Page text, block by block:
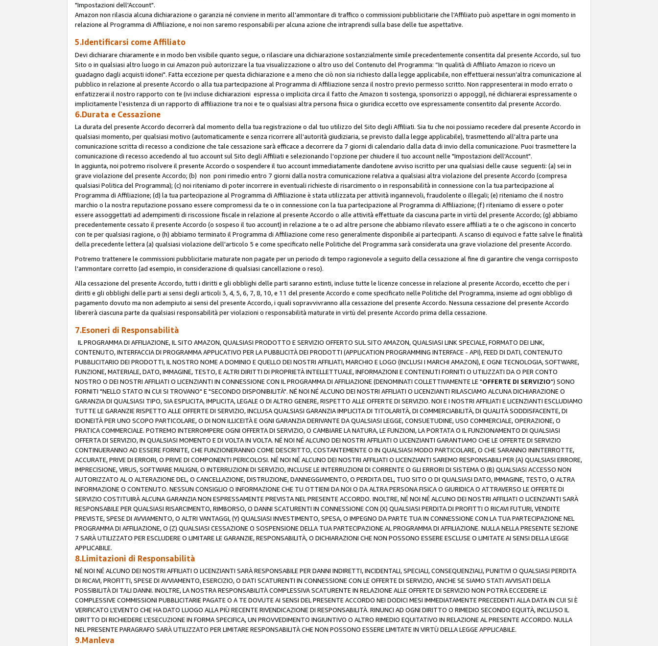
"Impostazioni dell'Account".
Amazon non rilascia alcuna dichiarazione o garanzia né conviene in merito all'ammontare di traffico o commissioni pubblicitarie che l'Affiliato può aspettare in ogni momento in
relazione al Programma di Affiliazione, e noi non saremo responsabili per alcuna azione che intraprendi sulla base delle tue aspettative.
5.Identificarsi come Affiliato
Devi dichiarare chiaramente e in modo ben visibile quanto segue, o rilasciare una dichiarazione sostanzialmente simile precedentemente consentita dal presente Accordo, sul tuo
Sito o in qualsiasi altro luogo in cui Amazon può autorizzare la tua visualizzazione o altro uso del Contenuto del Programma: “In qualità di Affiliato Amazon io ricevo un
guadagno dagli acquisti idonei". Fatta eccezione per questa dichiarazione e a meno che ciò non sia richiesto dalla legge applicabile, non effettuerai nessun’altra comunicazione al
pubblico in relazione al presente Accordo o alla tua partecipazione al Programma di Affiliazione senza il nostro previo permesso scritto. Non rappresenterai in modo errato o
enfatizzerai il nostro rapporto con te (ivi incluse dichiarazioni espressa o implicita circa il fatto che Amazon ti sostenga, sponsorizzi o appoggi), né dichiarerai espressamente o
implicitamente l'esistenza di un rapporto di affiliazione tra noi e te o qualsiasi altra persona fisica o giuridica eccetto ove espressamente consentito dal presente Accordo.
6.Durata e Cessazione
La durata del presente Accordo decorrerà dal momento della tua registrazione o dal tuo utilizzo del Sito degli Affiliati. Sia tu che noi possiamo recedere dal presente Accordo in
qualsiasi momento, per qualsiasi motivo (automaticamente e senza ricorrere all'autorità giudiziaria, se previsto dalla legge applicabile), trasmettendo all'altra parte una
comunicazione scritta di recesso a condizione che tale cessazione sarà efficace a decorrere da 7 giorni di calendario dalla data di invio della comunicazione. Puoi trasmettere la
comunicazione di recesso accedendo al tuo account sul Sito degli Affiliati e selezionando l'opzione per chiudere il tuo account nelle "Impostazioni dell'Account".
In aggiunta, noi potremo risolvere il presente Accordo o sospendere il tuo account immediatamente dandotene avviso iscritto per una qualsiasi delle cause seguenti: (a) sei in
grave violazione del presente Accordo; (b) non poni rimedio entro 7 giorni dalla nostra comunicazione relativa a qualsiasi altra violazione del presente Accordo (compresa
qualsiasi Politica del Programma); (c) noi riteniamo di poter incorrere in eventuali richieste di risarcimento o in responsabilità in connessione con la tua partecipazione al
Programma di Affiliazione; (d) la tua partecipazione al Programma di Affiliazione è stata utilizzata per attività ingannevoli, fraudolente o illegali; (e) riteniamo che il nostro
marchio o la nostra reputazione possano essere compromessi da te o in connessione con la tua partecipazione al Programma di Affiliazione; (f) riteniamo di essere o poter
essere assoggettati ad adempimenti di riscossione fiscale in relazione al presente Accordo o alle attività effettuate da ciascuna parte in virtù del presente Accordo; (g) abbiamo
precedentemente cessato il presente Accordo (o sospeso il tuo account) in relazione a te o ad altre persone che abbiamo rilevato essere affiliati a te o che agiscono in concerto
con te per qualsiasi ragione, o (h) abbiamo terminato il Programma di Affiliazione come reso generalmente disponibile ai partecipanti. A scanso di equivoci e fatte salve le finalità
della precedente lettera (a) qualsiasi violazione dell'articolo 5 e come specificato nelle Politiche del Programma sarà considerata una grave violazione del presente Accordo.
Potremo trattenere le commissioni pubblicitarie maturate non pagate per un periodo di tempo ragionevole a seguito della cessazione al fine di garantire che venga corrisposto
l'ammontare corretto (ad esempio, in considerazione di qualsiasi cancellazione o reso).
Alla cessazione del presente Accordo, tutti i diritti e gli obblighi delle parti saranno estinti, incluse tutte le licenze concesse in relazione al presente Accordo, eccetto che per i
diritti e gli obblighi delle parti ai sensi degli articoli 3, 4, 5, 6, 7, 8, 10, e 11 del presente Accordo e come specificato nelle Politiche del Programma, insieme ad ogni obbligo di
pagamento dovuto ma non adempiuto ai sensi del presente Accordo, i quali sopravvivranno alla cessazione del presente Accordo. Nessuna cessazione del presente Accordo
libererà ciascuna parte da qualsiasi responsabilità per violazioni o responsabilità maturate in virtù del presente Accordo prima della cessazione.
7.Esoneri di Responsabilità
IL PROGRAMMA DI AFFILIAZIONE, IL SITO AMAZON, QUALSIASI PRODOTTO E SERVIZIO OFFERTO SUL SITO AMAZON, QUALSIASI LINK SPECIALE, FORMATO DEI LINK,
CONTENUTO, INTERFACCIA DI PROGRAMMA APPLICATIVO PER LA PUBBLICITÀ DEI PRODOTTI (APPLICATION PROGRAMMING INTERFACE - API), FEED DI DATI, CONTENUTO
PUBBLICITARIO DEI PRODOTTI, IL NOSTRO NOME A DOMINIO E QUELLO DEI NOSTRI AFFILIATI, MARCHIO E LOGO (INCLUSI I MARCHI AMAZON), E OGNI TECNOLOGIA, SOFTWARE,
FUNZIONE, MATERIALE, DATO, IMMAGINE, TESTO, E ALTRI DIRITTI DI PROPRIETÀ INTELLETTUALE, INFORMAZIONI E CONTENUTI FORNITI O UTILIZZATI DA O PER CONTO
NOSTRO O DEI NOSTRI AFFILIATI O LICENZIANTI IN CONNESSIONE CON IL PROGRAMMA DI AFFILIAZIONE (DENOMINATI COLLETTIVAMENTE LE "OFFERTE DI SERVIZIO") SONO
FORNITI "NELLO STATO IN CUI SI TROVANO" E "SECONDO DISPONIBILITÀ". NÉ NOI NÉ ALCUNO DEI NOSTRI AFFILIATI O LICENZIANTI RILASCIAMO ALCUNA DICHIARAZIONE O
GARANZIA DI QUALSIASI TIPO, SIA ESPLICITA, IMPLICITA, LEGALE O DI ALTRO GENERE, RISPETTO ALLE OFFERTE DI SERVIZIO. NOI E I NOSTRI AFFILIATI E LICENZIANTI ESCLUDIAMO
TUTTE LE GARANZIE RISPETTO ALLE OFFERTE DI SERVIZIO, INCLUSA QUALSIASI GARANZIA IMPLICITA DI TITOLARITÀ, DI COMMERCIABILITÀ, DI QUALITÀ SODDISFACENTE, DI
IDONEITÀ PER UNO SCOPO PARTICOLARE, O DI NON ILLICEITÀ E OGNI GARANZIA DERIVANTE DA QUALSIASI LEGGE, CONSUETUDINE, USO COMMERCIALE, OPERAZIONE, O
PRATICA COMMERCIALE. POTREMO INTERROMPERE OGNI OFFERTA DI SERVIZIO, O CAMBIARE LA NATURA, LE FUNZIONI, LA PORTATA O IL FUNZIONAMENTO DI QUALSIASI
OFFERTA DI SERVIZIO, IN QUALSIASI MOMENTO E DI VOLTA IN VOLTA. NÉ NOI NÉ ALCUNO DEI NOSTRI AFFILIATI O LICENZIANTI GARANTIAMO CHE LE OFFERTE DI SERVIZIO
CONTINUERANNO AD ESSERE FORNITE, CHE FUNZIONERANNO COME DESCRITTO, COSTANTEMENTE O IN QUALSIASI MODO PARTICOLARE, O CHE SARANNO ININTERROTTE,
ACCURATE, PRIVE DI ERRORI, O PRIVE DI COMPONENTI PERICOLOSI. NÉ NOI NÉ ALCUNO DEI NOSTRI AFFILIATI O LICENZIANTI SAREMO RESPONSABILI PER (A) QUALSIASI ERRORE,
IMPRECISIONE, VIRUS, SOFTWARE MALIGNI, O INTERRUZIONI DI SERVIZIO, INCLUSE LE INTERRUZIONI DI CORRENTE O GLI ERRORI DI SISTEMA O (B) QUALSIASI ACCESSO NON
AUTORIZZATO AL O ALTERAZIONE DEL, O CANCELLAZIONE, DISTRUZIONE, DANNEGGIAMENTO, O PERDITA DEL, TUO SITO O DI QUALSIASI DATO, IMMAGINE, TESTO, O ALTRA
INFORMAZIONE O CONTENUTO. NESSUN CONSIGLIO O INFORMAZIONE CHE TU OTTIENI DA NOI O DA ALTRA PERSONA FISICA O GIURIDICA O ATTRAVERSO LE OFFERTE DI
SERVIZIO COSTITUIRÀ ALCUNA GARANZIA NON ESPRESSAMENTE PREVISTA NEL PRESENTE ACCORDO. INOLTRE, NÉ NOI NÉ ALCUNO DEI NOSTRI AFFILIATI O LICENZIANTI SARÀ
RESPONSABILE PER QUALSIASI RISARCIMENTO, RIMBORSO, O DANNI SCATURENTI IN CONNESSIONE CON (X) QUALSIASI PERDITA DI PROFITTI O RICAVI FUTURI, VENDITE
PREVISTE, SPESE DI AVVIAMENTO, O ALTRI VANTAGGI, (Y) QUALSIASI INVESTIMENTO, SPESA, O IMPEGNO DA PARTE TUA IN CONNESSIONE CON LA TUA PARTECIPAZIONE NEL
PROGRAMMA DI AFFILIAZIONE, O (Z) QUALSIASI CESSAZIONE O SOSPENSIONE DELLA TUA PARTECIPAZIONE AL PROGRAMMA DI AFFILIAZIONE. NULLA NELLA PRESENTE SEZIONE
7 SARÀ UTILIZZATO PER ESCLUDERE O LIMITARE LE GARANZIE, RESPONSABILITÀ, O DICHIARAZIONI CHE NON POSSONO ESSERE ESCLUSE O LIMITATE AI SENSI DELLA LEGGE
APPLICABILE.
8.Limitazioni di Responsabilità
NÉ NOI NÉ ALCUNO DEI NOSTRI AFFILIATI O LICENZIANTI SARÀ RESPONSABILE PER DANNI INDIRETTI, INCIDENTALI, SPECIALI, CONSEQUENZIALI, PUNITIVI O QUALSIASI PERDITA
DI RICAVI, PROFITTI, SPESE DI AVVIAMENTO, ESERCIZIO, O DATI SCATURENTI IN CONNESSIONE CON LE OFFERTE DI SERVIZIO, ANCHE SE SIAMO STATI AVVISATI DELLA
POSSIBILITÀ DI TALI DANNI. INOLTRE, LA NOSTRA RESPONSABILITÀ COMPLESSIVA SCATURENTE IN RELAZIONE ALLE OFFERTE DI SERVIZIO NON POTRÀ ECCEDERE LE
COMPLESSIVE COMMISSIONI PUBBLICITARIE PAGATE O A TE DOVUTE AI SENSI DEL PRESENTE ACCORDO NEI DODICI MESI IMMEDIATAMENTE PRECEDENTI ALLA DATA IN CUI SI È
VERIFICATO L'EVENTO CHE HA DATO LUOGO ALLA PIÙ RECENTE RIVENDICAZIONE DI RESPONSABILITÀ. RINUNCI AD OGNI DIRITTO O RIMEDIO SECONDO EQUITÀ, INCLUSO IL
DIRITTO DI RICHIEDERE L'ESECUZIONE IN FORMA SPECIFICA, UN PROVVEDIMENTO INGIUNTIVO O ALTRO RIMEDIO EQUITATIVO IN RELAZIONE AL PRESENTE ACCORDO. NULLA
NEL PRESENTE PARAGRAFO SARÀ UTILIZZATO PER LIMITARE RESPONSABILITÀ CHE NON POSSONO ESSERE LIMITATE IN VIRTÙ DELLA LEGGE APPLICABILE.
9.Manleva